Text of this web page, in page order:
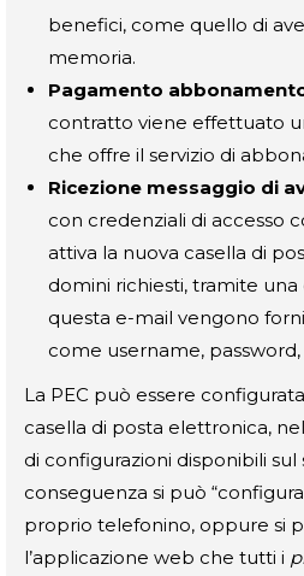
benefici, come quello di
memoria.
Pagamento
contratto viene effettuato
che offre il servizio di
Ricezione messaggio di
con credenziali di accesso
attiva la nuova casella di
domini richiesti, tramite
questa e-mail vengono
come username,
La PEC può essere
casella di posta elettronica,
di configurazioni disponibili sul
conseguenza si può
proprio telefonino, oppure si
l’applicazione web che tutti i